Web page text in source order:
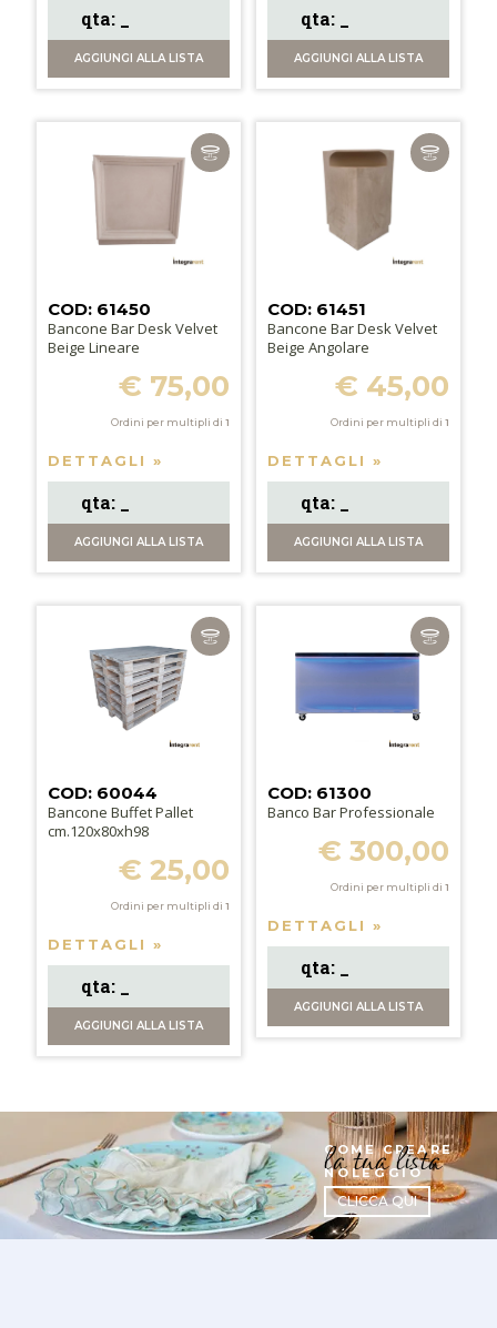
AGGIUNGIALLA LISTA AGGIUNGI ALLA LISTA
COD: 61450
Bancone Bar Desk Velvet
Beige Lineare
€ 75,00
Ordini per multipli di 1
DETTAGLI »
AGGIUNGIALLA LISTA
COD: 61451
Bancone Bar Desk Velvet
Beige Angolare
€ 45,00
Ordini per multipli di 1
DETTAGLI »
AGGIUNGI ALLA LISTA
COD: 60044
Bancone Buffet Pallet
cm.120x80xh98
€ 25,00
Ordini per multipli di 1
DETTAGLI »
AGGIUNGIALLA LISTA
COD: 61300
Banco Bar Professionale
€ 300,00
Ordini per multipli di 1
DETTAGLI »
AGGIUNGI ALLA LISTA
COME CREARE
la tua lista
NOLEGGIO
CLICCA QUI